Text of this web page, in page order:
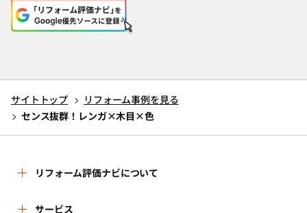
サイトトップ
リフォーム事例を見る
センス抜群！レンガ×木目×色
リフォーム評価ナビについて
サービス